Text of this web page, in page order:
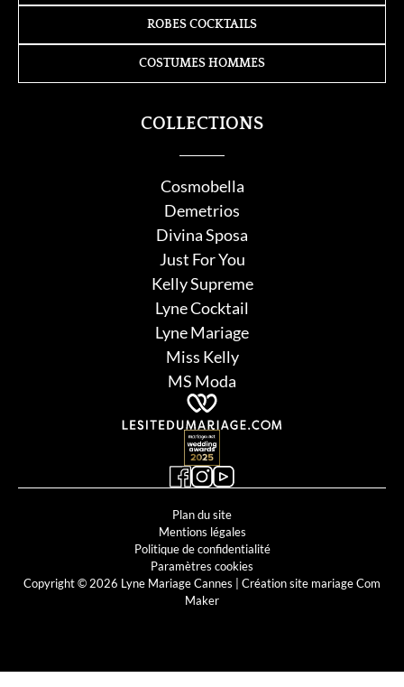
COLLECTIONS
Cosmobella
Demetrios
Divina Sposa
Just For You
Kelly Supreme
Lyne Cocktail
Lyne Mariage
Miss Kelly
MS Moda
ROBES COCKTAILS
COSTUMES HOMMES
Plan du site
Mentions légales
Politique de confidentialité
Paramètres cookies
Copyright © 2026 Lyne Mariage Cannes | Création site mariage Com
Maker